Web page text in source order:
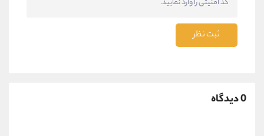
ثبت نظر
0 دیدگاه